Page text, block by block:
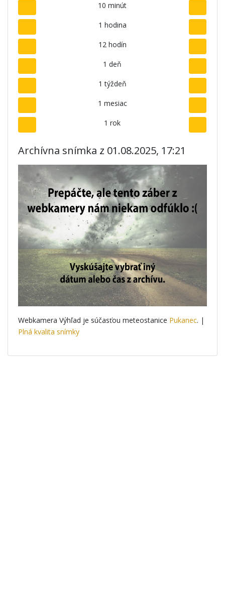
10 minút
1 hodina
12 hodín
1 deň
1 týždeň
1 mesiac
1 rok
Archívna snímka z 01.08.2025, 17:21
Webkamera Výhľad je súčasťou meteostanice Pukanec. |
Plná kvalita snímky